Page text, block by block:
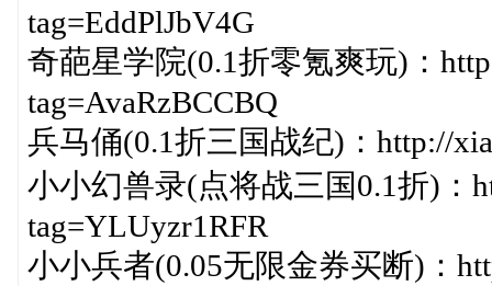
tag=EddPlJbV4G
奇葩星学院(0.1折零氪爽玩)：
tag=AvaRzBCCBQ
兵马俑(0.1折三国战纪)：http://
小小幻兽录(点将战三国0.1折)：
tag=YLUyzr1RFR
小小兵者(0.05无限金券买断)：